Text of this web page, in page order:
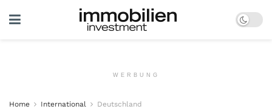
WERBUNG
Home International Deutschland